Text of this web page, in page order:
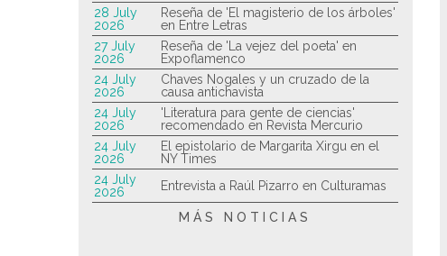
28 July
2026
Reseña de 'El magisterio de los árboles'
en Entre Letras
27 July
2026
Reseña de 'La vejez del poeta' en
Expoflamenco
24 July
2026
Chaves Nogales y un cruzado de la
causa antichavista
24 July
2026
'Literatura para gente de ciencias'
recomendado en Revista Mercurio
24 July
2026
El epistolario de Margarita Xirgu en el
NY Times
24 July
2026
Entrevista a Raúl Pizarro en Culturamas
MÁS NOTICIAS